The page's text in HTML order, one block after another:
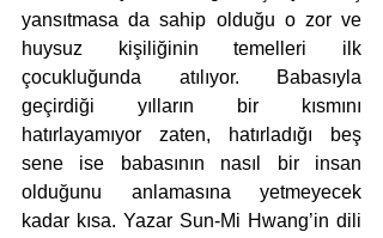
yansıtmasa da sahip olduğu o zor ve
huysuz kişiliğinin temelleri ilk
çocukluğunda atılıyor. Babasıyla
geçirdiği yılların bir kısmını
hatırlayamıyor zaten, hatırladığı beş
sene ise babasının nasıl bir insan
olduğunu anlamasına yetmeyecek
kadar kısa. Yazar Sun-Mi Hwang’in dili